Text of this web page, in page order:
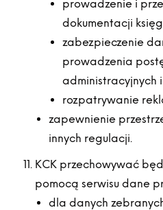
prowadzenie i
dokumentacji
zabezpieczenie
prowadzenia
administracyjnych
rozpatrywanie
zapewnienie
innych regulacji.
KCK przechowywać
pomocą serwisu dane
dla danych